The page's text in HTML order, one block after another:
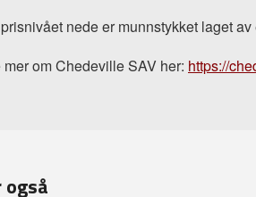
nede er munnstykket laget
om Chedeville SAV her: https://